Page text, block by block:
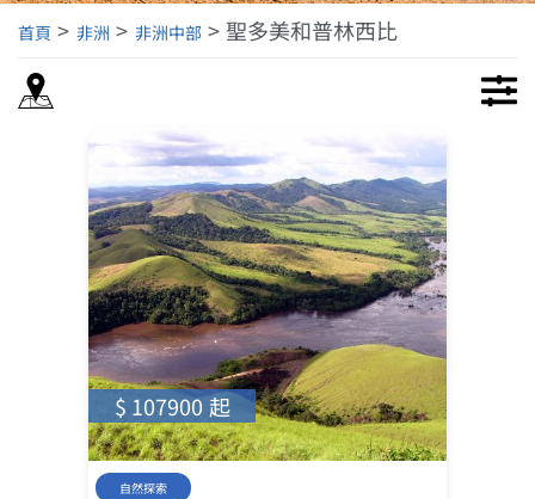
首頁 非洲 非洲中部 聖多美和普林西比
$ 107900 起
自然探索